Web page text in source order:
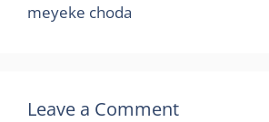
meyeke choda
Leave a Comment